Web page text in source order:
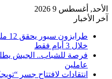
الأحد, أغسطس 9 2026
آخر الأخبار
خلال 3 أيام فقط
فرصة للشباب.. الجيش
عاملين
انتقادات لافتتاح جسر